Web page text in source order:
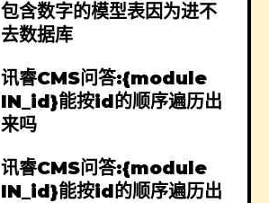
包含数字的模型表因为进不
去数据库
讯睿CMS问答:{module
IN_id}能按id的顺序遍历出
来吗
讯睿CMS问答:{module
IN_id}能按id的顺序遍历出